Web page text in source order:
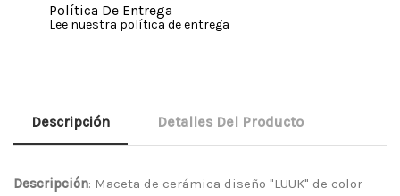
Política De Entrega
Lee nuestra política de entrega
Descripción Detalles Del Producto
Descripción: Maceta de cerámica diseño "LUUK" de color